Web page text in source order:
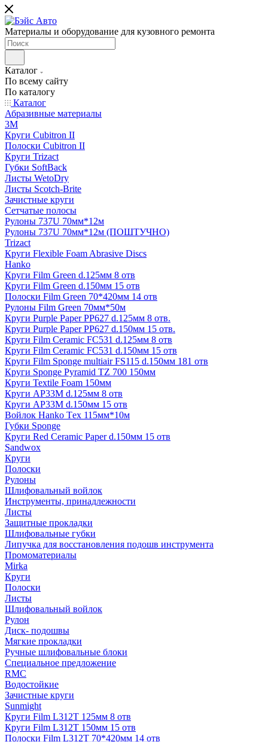
Материалы и оборудование для кузовного ремонта
Каталог
По всему сайту
По каталогу
Каталог
Абразивные материалы
3M
Круги Cubitron II
Полоски Cubitron II
Круги Trizact
Губки SoftBack
Листы WetoDry
Листы Scotch-Brite
Зачистные круги
Сетчатые полосы
Рулоны 737U 70мм*12м
Рулоны 737U 70мм*12м (ПОШТУЧНО)
Trizact
Круги Flexible Foam Abrasive Discs
Hanko
Круги Film Green d.125мм 8 отв
Круги Film Green d.150мм 15 отв
Полоски Film Green 70*420мм 14 отв
Рулоны Film Green 70мм*50м
Круги Purple Paper PP627 d.125мм 8 отв.
Круги Purple Paper PP627 d.150мм 15 отв.
Круги Film Ceramic FC531 d.125мм 8 отв
Круги Film Ceramic FC531 d.150мм 15 отв
Круги Film Sponge multiair FS115 d.150мм 181 отв
Круги Sponge Pyramid TZ 700 150мм
Круги Textile Foam 150мм
Круги AP33M d.125мм 8 отв
Круги AP33M d.150мм 15 отв
Войлок Hanko Tех 115мм*10м
Губки Sponge
Круги Red Ceramic Paper d.150мм 15 отв
Sandwox
Круги
Полоски
Рулоны
Шлифовальный войлок
Инструменты, принадлежности
Листы
Защитные прокладки
Шлифовальные губки
Липучка для восстановления подошв инструмента
Промоматериалы
Mirka
Круги
Полоски
Листы
Шлифовальный войлок
Рулон
Диск- подошвы
Мягкие прокладки
Ручные шлифовальные блоки
Специальное предложение
RMC
Водостойкие
Зачистные круги
Sunmight
Круги Film L312T 125мм 8 отв
Круги Film L312T 150мм 15 отв
Полоски Film L312T 70*420мм 14 отв